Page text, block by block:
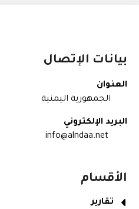
بيانات الإتصال
العنوان
الجمهورية اليمنية
البريد الإلكتروني
info@alndaa.net
الأقسام
تقارير